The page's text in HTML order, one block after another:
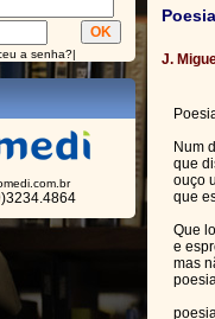
a senha?| J.
Num
que
ouço
que
Que
e
mas